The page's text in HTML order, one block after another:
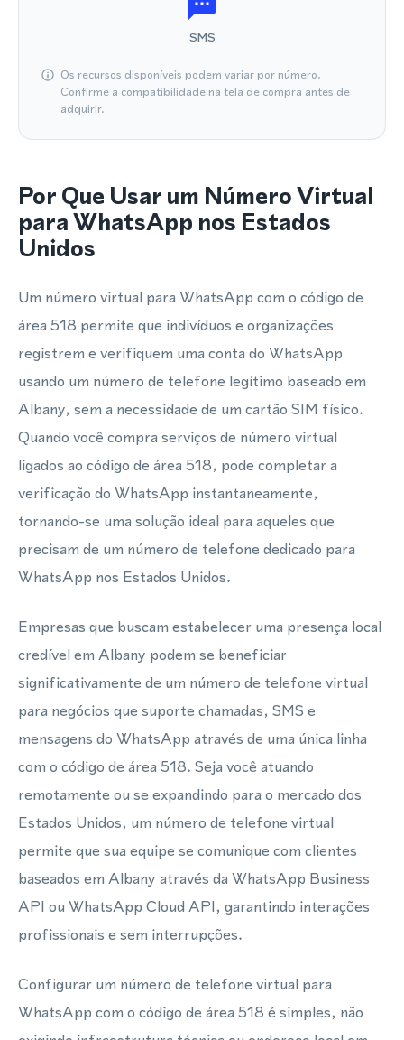
SMS
Os recursos disponíveis podem variar por número.
Confirme a compatibilidade na tela de compra antes de
adquirir.
Por Que Usar um Número Virtual
para WhatsApp nos Estados
Unidos
Um número virtual para WhatsApp com o código de
área 518 permite que indivíduos e organizações
registrem e verifiquem uma conta do WhatsApp
usando um número de telefone legítimo baseado em
Albany, sem a necessidade de um cartão SIM físico.
Quando você compra serviços de número virtual
ligados ao código de área 518, pode completar a
verificação do WhatsApp instantaneamente,
tornando-se uma solução ideal para aqueles que
precisam de um número de telefone dedicado para
WhatsApp nos Estados Unidos.
Empresas que buscam estabelecer uma presença local
credível em Albany podem se beneficiar
significativamente de um número de telefone virtual
para negócios que suporte chamadas, SMS e
mensagens do WhatsApp através de uma única linha
com o código de área 518. Seja você atuando
remotamente ou se expandindo para o mercado dos
Estados Unidos, um número de telefone virtual
permite que sua equipe se comunique com clientes
baseados em Albany através da WhatsApp Business
API ou WhatsApp Cloud API, garantindo interações
profissionais e sem interrupções.
Configurar um número de telefone virtual para
WhatsApp com o código de área 518 é simples, não